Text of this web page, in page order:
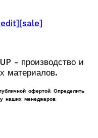
- производство и
материалов.
офертой. Определить
наших менеджеров.